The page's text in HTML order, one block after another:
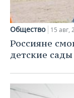
Общество 15 авг,
Россияне
детские